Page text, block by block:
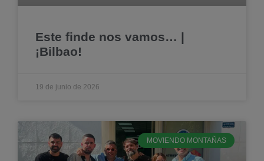
Este finde nos vamos… |
¡Bilbao!
19 de junio de 2026
MOVIENDO MONTAÑAS